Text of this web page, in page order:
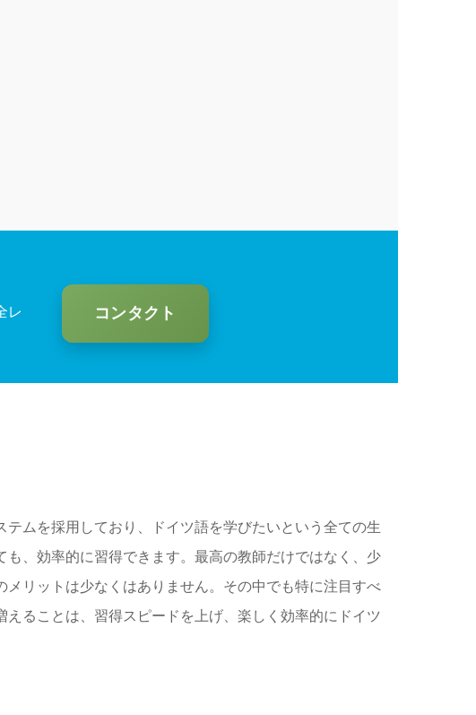
レ
コンタクト
ムを採用しており、ドイツ語を学びたいという全ての生
、効率的に習得できます。最高の教師だけではなく、少
リットは少なくはありません。その中でも特に注目すべ
ることは、習得スピードを上げ、楽しく効率的にドイツ